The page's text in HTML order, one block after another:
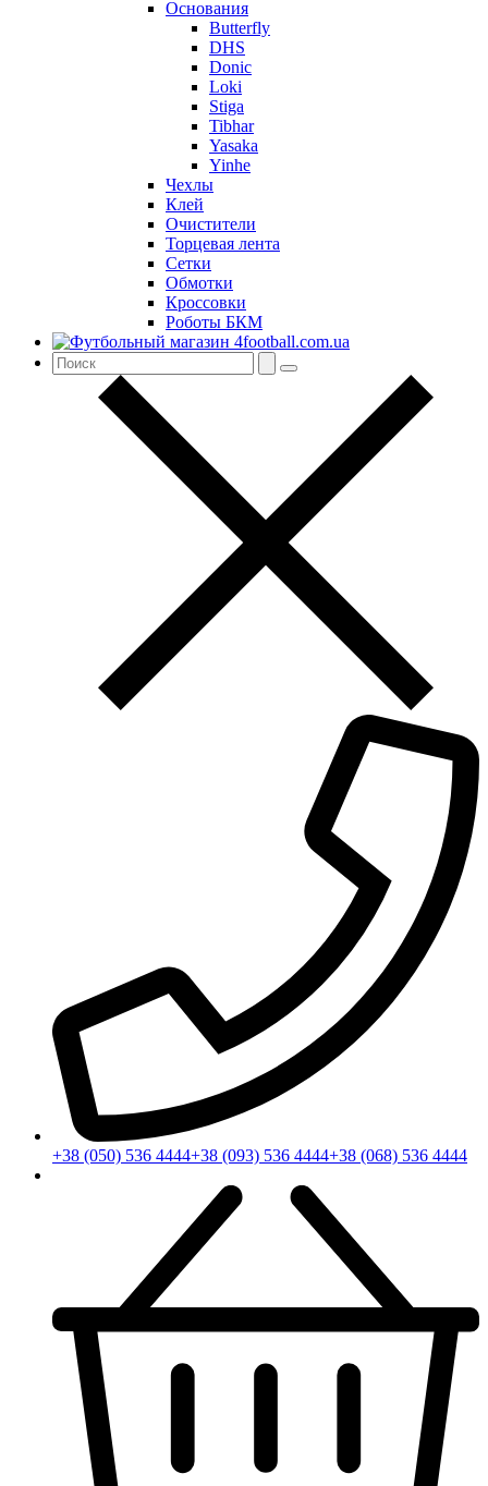
Основания
Butterfly
DHS
Donic
Loki
Stiga
Tibhar
Yasaka
Yinhe
Чехлы
Клей
Очистители
Торцевая лента
Сетки
Обмотки
Кроссовки
Роботы БКМ
+38 (050) 536 4444+38 (093) 536 4444+38 (068) 536 4444